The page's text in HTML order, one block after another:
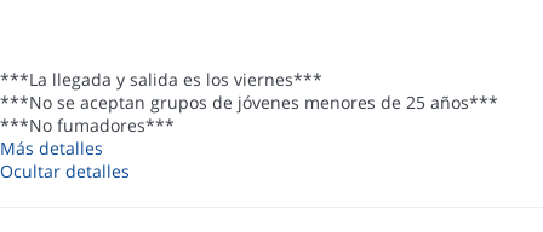
***La llegada y salida es los viernes***
***No se aceptan grupos de jóvenes menores de 25 años***
***No fumadores***
Más detalles
Ocultar detalles